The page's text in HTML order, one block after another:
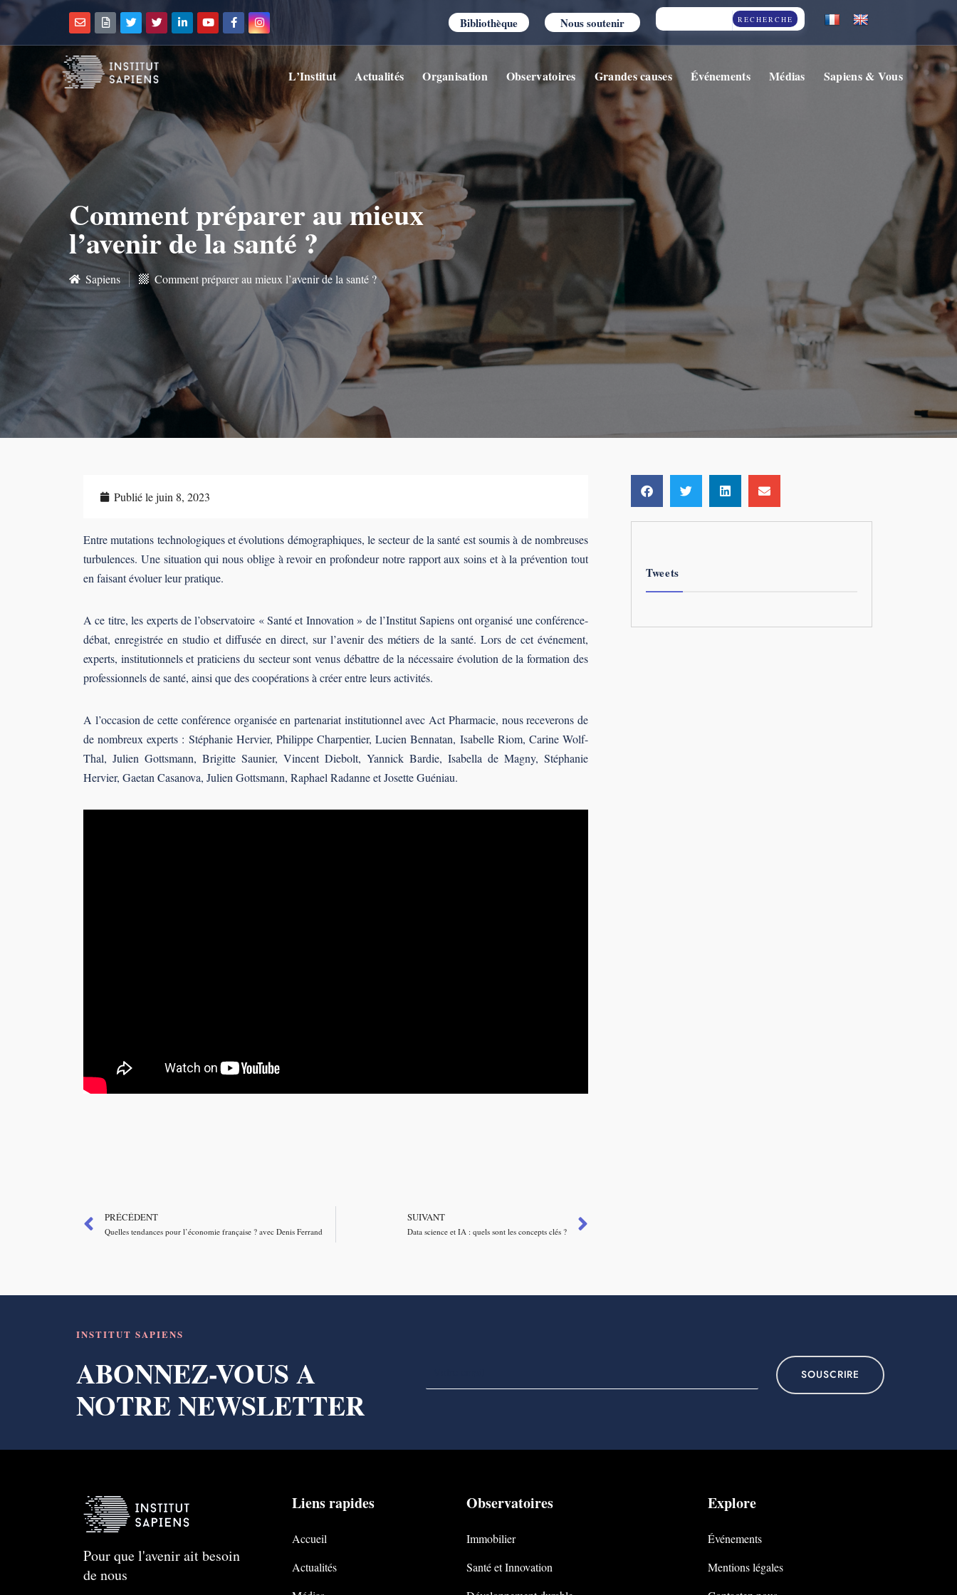
Bibliothèque Nous soutenir RECHERCHE
L’Institut Actualités Organisation Observatoires Grandes causes Événements Médias Sapiens & Vous
Comment préparer au mieux
l’avenir de la santé ?
Sapiens Comment préparer au mieux l’avenir de la santé ?
Publié lejuin 8, 2023
Entre mutations technologiques et évolutions démographiques, le secteur de la santé est soumis à de nombreuses
turbulences. Une situation qui nous oblige à revoir en profondeur notre rapport aux soins et à la prévention tout
en faisant évoluer leur pratique.
A ce titre, les experts de l’observatoire « Santé et Innovation » de l’Institut Sapiens ont organisé une conférence-
débat, enregistrée en studio et diffusée en direct, sur l’avenir des métiers de la santé. Lors de cet événement,
experts, institutionnels et praticiens du secteur sont venus débattre de la nécessaire évolution de la formation des
professionnels de santé, ainsi que des coopérations à créer entre leurs activités.
A l’occasion de cette conférence organisée en partenariat institutionnel avec Act Pharmacie, nous receverons de
de nombreux experts : Stéphanie Hervier, Philippe Charpentier, Lucien Bennatan, Isabelle Riom, Carine Wolf-
Thal, Julien Gottsmann, Brigitte Saunier, Vincent Diebolt, Yannick Bardie, Isabella de Magny, Stéphanie
Hervier, Gaetan Casanova, Julien Gottsmann, Raphael Radanne et Josette Guéniau.
PRÉCÉDENT
Quelles tendances pour l’économie française ? avec Denis Ferrand
SUIVANT
Data science et IA : quels sont les concepts clés ?
Tweets
INSTITUT SAPIENS
ABONNEZ-VOUS A
NOTRE NEWSLETTER
SOUSCRIRE
Pour que l'avenir ait besoin
de nous
Liens rapides
Accueil
Actualités
Observatoires
Immobilier
Santé et Innovation
Explore
Événements
Mentions légales